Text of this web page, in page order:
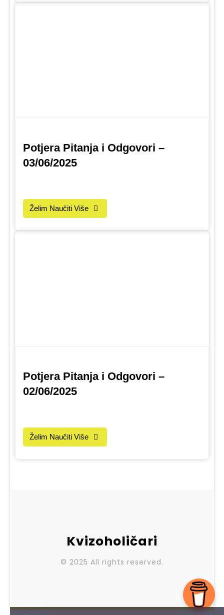
Potjera Pitanja i Odgovori –
03/06/2025
Želim Naučiti Više
Potjera Pitanja i Odgovori –
02/06/2025
Želim Naučiti Više
Kvizoholičari
© 2025 All rights reserved.